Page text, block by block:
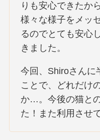
りも安心できたか
様々な様子をメッ
るのでとても安心
きました。
今回、Shiroさんに
ことで、どれだけ
か…。今後の猫と
た！また利用させ